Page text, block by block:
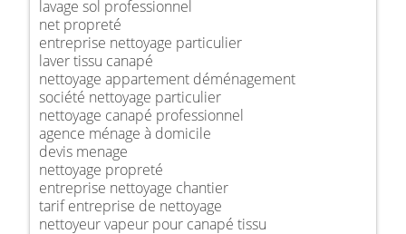
lavage sol professionnel
net propreté
entreprise nettoyage particulier
laver tissu canapé
nettoyage appartement déménagement
société nettoyage particulier
nettoyage canapé professionnel
agence ménage à domicile
devis menage
nettoyage propreté
entreprise nettoyage chantier
tarif entreprise de nettoyage
nettoyeur vapeur pour canapé tissu